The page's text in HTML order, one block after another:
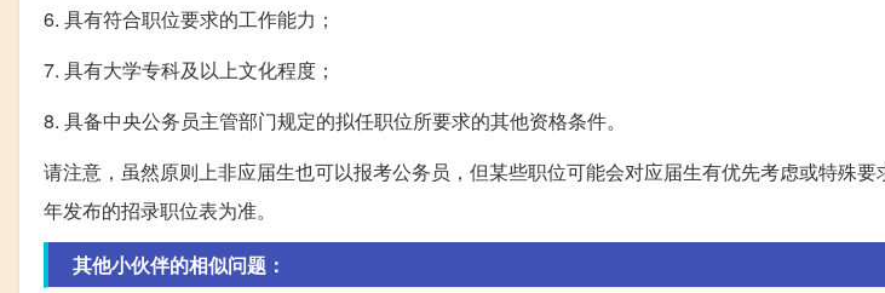
6. 具有符合职位要求的工作能力；
7. 具有大学专科及以上文化程度；
8. 具备中央公务员主管部门规定的拟任职位所要求的其他资格条件。
请注意，虽然原则上非应届生也可以报考公务员，但某些职位可能会对应届生有优先考虑或特殊
年发布的招录职位表为准。
其他小伙伴的相似问题：